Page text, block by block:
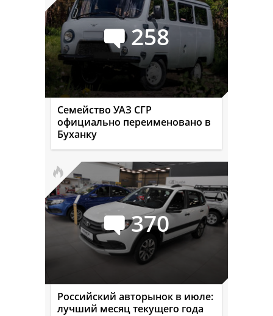
258
Семейство УАЗ СГР
официально переименовано в
Буханку
370
Российский авторынок в июле:
лучший месяц текущего года